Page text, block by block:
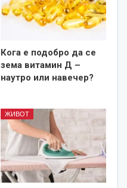
Кога е подобро да се
зема витамин Д –
наутро или навечер?
ЖИВОТ